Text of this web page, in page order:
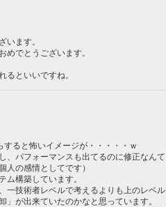
います。
めでとうございます。
るといいですね。
すると怖いイメージが・・・・・ｗ
パフォーマンスも出てるのに修正なんて
人の感情としてです）
ム構築しています。
一技術者レベルで考えるよりも上のレベ
が出来ていたのかなと思っています。